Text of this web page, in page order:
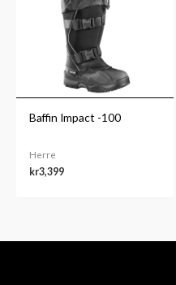
Baffin Impact -100
Herre
kr3,399